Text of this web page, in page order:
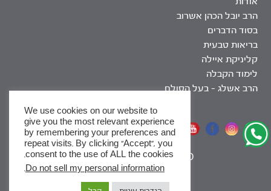
הרב יובל הכהן אשרוב
בסוד הדברים
בריאות טבעית
קליניקת איילה
לימוד הקבלה
הרב אשלג – בעל הסולם
אתר שומר שבת
SEO
|
We use cookies on our website to
give you the most relevant experience
by remembering your preferences and
repeat visits. By clicking “Accept”, you
consent to the use of ALL the cookies.
Do not sell my personal information
.
x